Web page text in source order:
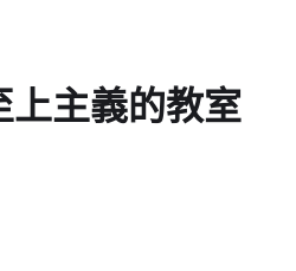
上主義的教室